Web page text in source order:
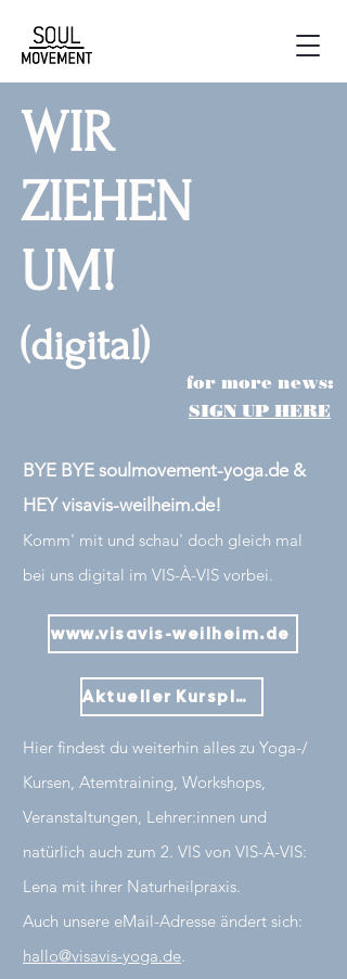
WIR
ZIEHEN
UM!
(digital)
for more news:
SIGN UP HERE
BYE BYE soulmovement-yoga.de &
HEY visavis-weilheim.de!
Komm' mit und schau' doch gleich mal
bei uns digital im VIS-À-VIS vorbei.
Hier findest du weiterhin alles zu Yoga-/
Kursen, Atemtraining, Workshops,
Veranstaltungen, Lehrer:innen und
natürlich auch zum 2. VIS von VIS-À-VIS:
Lena mit ihrer Naturheilpraxis.
Auch unsere eMail-Adresse ändert sich:
hallo@visavis-yoga.de.
www.visavis-weilheim.de
Aktueller Kursplan